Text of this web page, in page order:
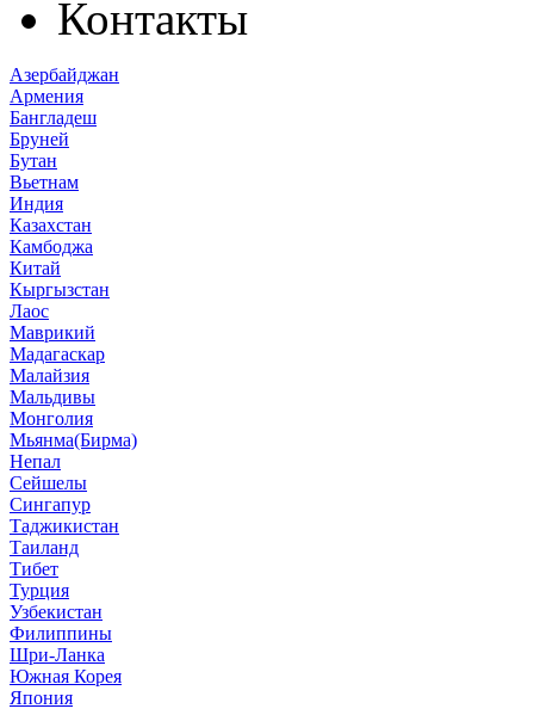
Контакты
Азербайджан
Армения
Бангладеш
Бруней
Бутан
Вьетнам
Индия
Казахстан
Камбоджа
Китай
Кыргызстан
Лаос
Маврикий
Мадагаскар
Малайзия
Мальдивы
Монголия
Мьянма(Бирма)
Непал
Сейшелы
Сингапур
Таджикистан
Таиланд
Тибет
Турция
Узбекистан
Филиппины
Шри-Ланка
Южная Корея
Япония